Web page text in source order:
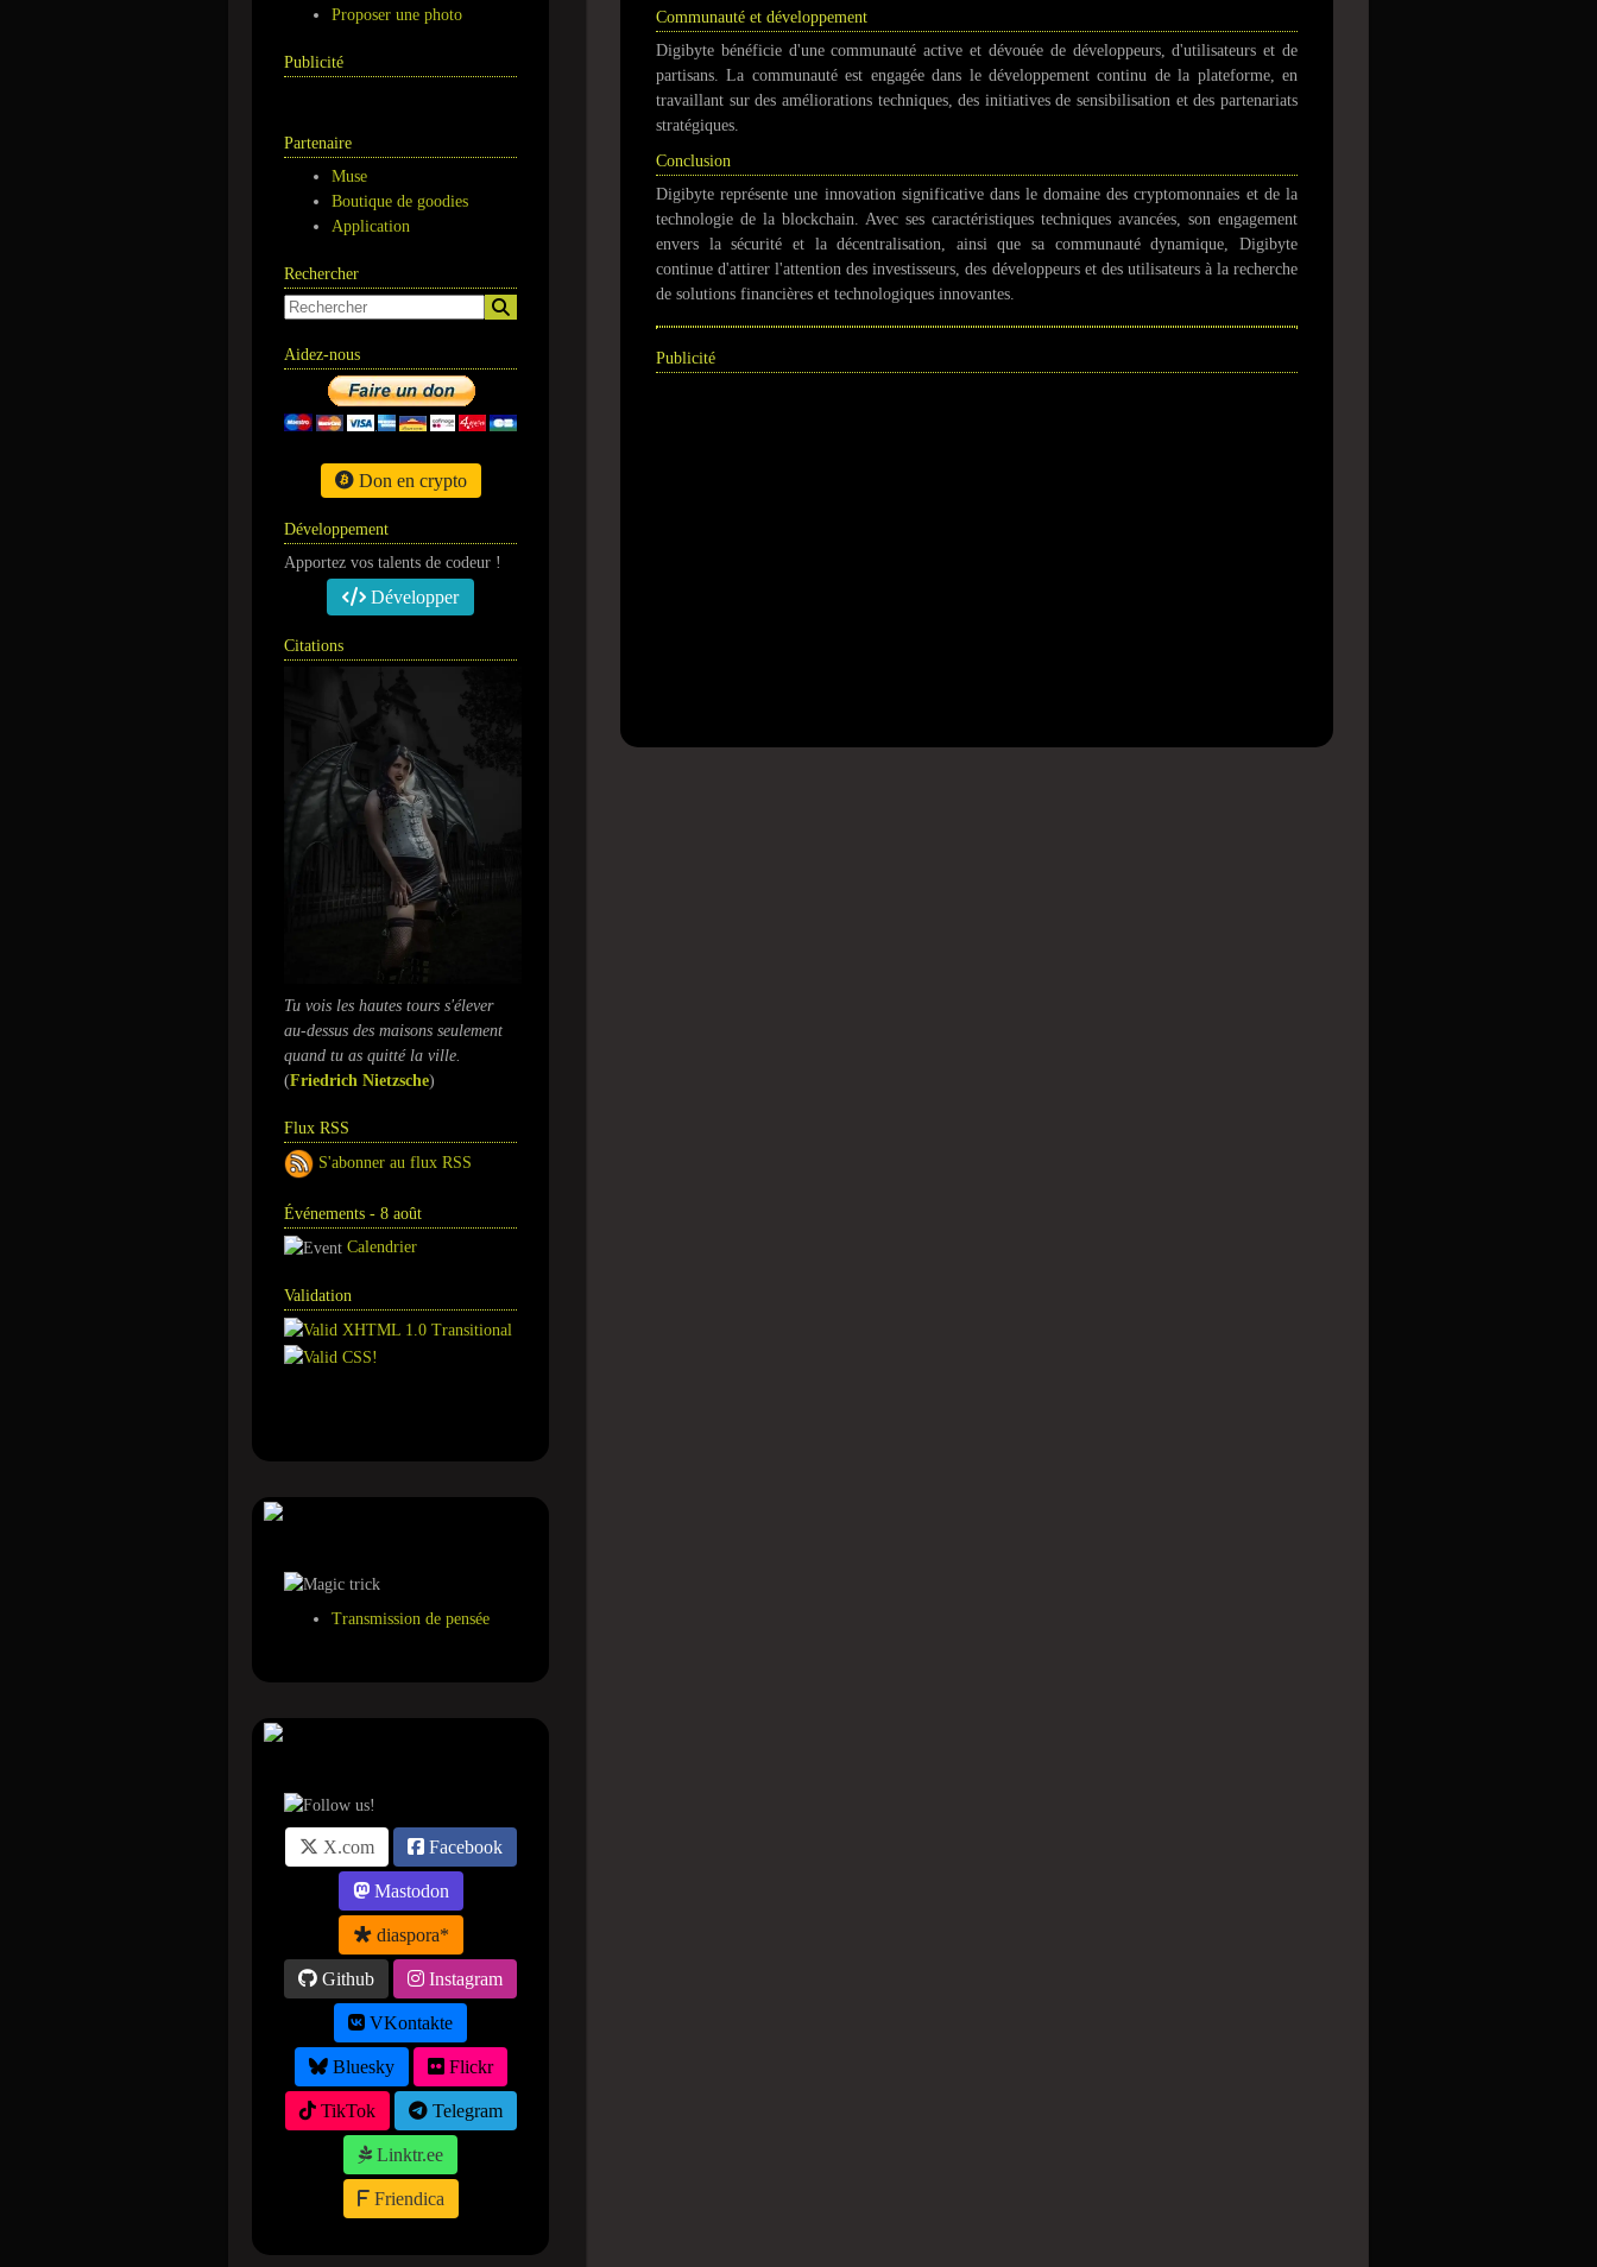
Proposer une photo
Publicité
Partenaire
Muse
Boutique de goodies
Application
Rechercher
Aidez-nous
Don en crypto
Développement
Apportez vos talents de codeur !
Développer
Citations
Tu vois les hautes tours s'élever
au-dessus des maisons seulement
quand tu as quitté la ville.
(Friedrich Nietzsche)
Flux RSS
S'abonner au flux RSS
Événements - 8 août
Calendrier
Validation
Transmission de pensée
X.com Facebook
Mastodon
diaspora*
Github Instagram
VKontakte
Bluesky Flickr
TikTok Telegram
Linktr.ee
Friendica
Communauté et développement
Digibyte bénéficie d'une communauté active et dévouée de développeurs, d'utilisateurs et de
partisans. La communauté est engagée dans le développement continu de la plateforme, en
travaillant sur des améliorations techniques, des initiatives de sensibilisation et des partenariats
stratégiques.
Conclusion
Digibyte représente une innovation significative dans le domaine des cryptomonnaies et de la
technologie de la blockchain. Avec ses caractéristiques techniques avancées, son engagement
envers la sécurité et la décentralisation, ainsi que sa communauté dynamique, Digibyte
continue d'attirer l'attention des investisseurs, des développeurs et des utilisateurs à la recherche
de solutions financières et technologiques innovantes.
Publicité